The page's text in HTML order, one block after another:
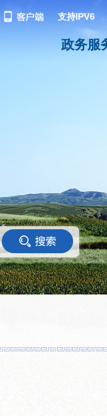
支持IPV6
政务服
<